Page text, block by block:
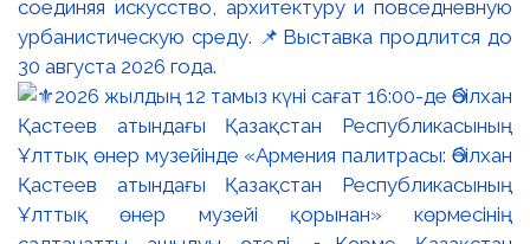
соединяя искусство, архитектуру и повседневную
урбанистическую среду. 📌Выставка продлится до
30 августа 2026 года.